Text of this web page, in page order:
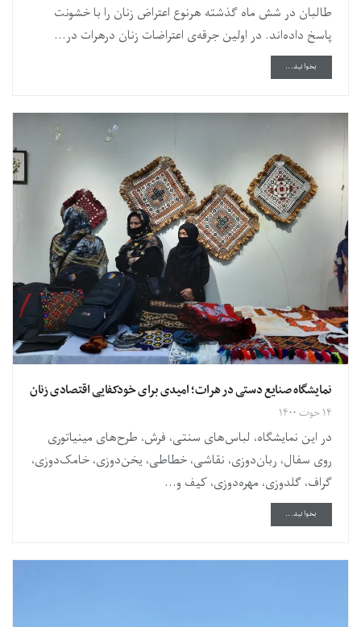
طالبان در شش ماه گذشته هرنوع اعتراض زنان را با خشونت
پاسخ داده‌اند. در اولین جرقه‌ی اعتراضات زنان درهرات در...
بخوانید...
نمایشگاه صنایع دستی در هرات؛ امیدی برای خودکفایی اقتصادی زنان
۱۴ حوت ۱۴۰۰
در این نمایشگاه، لباس‌های سنتی، فرش، طرح‌های مینیاتوری
روی سفال‌، ربان‌دوزی، نقاشی، خطاطی، یخن‌دوزی، خامک‌دوزی،
گراف، گلدوزی، مهره‌دوزی، کیف و...
بخوانید...